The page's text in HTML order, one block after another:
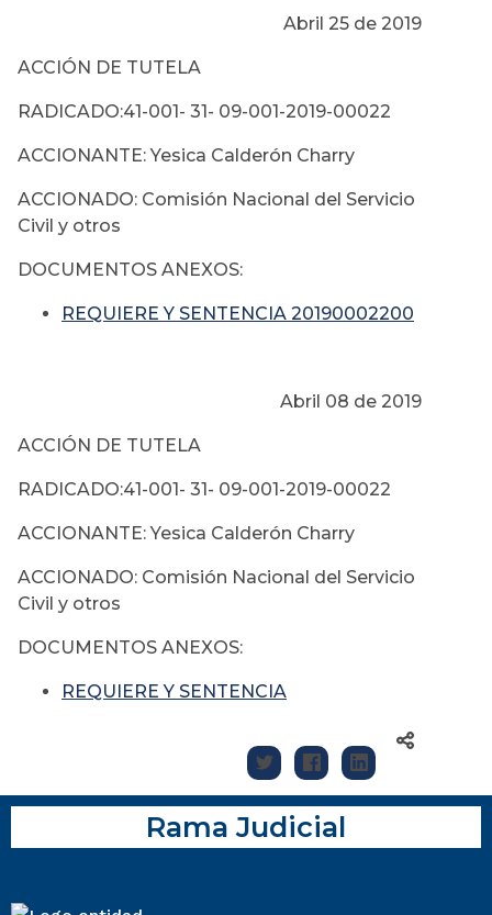
Abril 25 de 2019
ACCIÓN DE TUTELA
RADICADO:41-001- 31- 09-001-2019-00022
ACCIONANTE: Yesica Calderón Charry
ACCIONADO: Comisión Nacional del Servicio
Civil y otros
DOCUMENTOS ANEXOS:
REQUIERE Y SENTENCIA 20190002200
Abril 08 de 2019
ACCIÓN DE TUTELA
RADICADO:41-001- 31- 09-001-2019-00022
ACCIONANTE: Yesica Calderón Charry
ACCIONADO: Comisión Nacional del Servicio
Civil y otros
DOCUMENTOS ANEXOS:
REQUIERE Y SENTENCIA
Rama Judicial